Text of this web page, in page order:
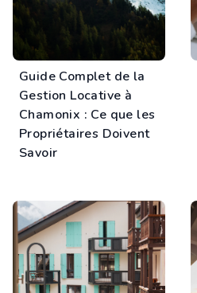
Guide Complet de la
Gestion Locative à
Chamonix : Ce que les
Propriétaires Doivent
Savoir